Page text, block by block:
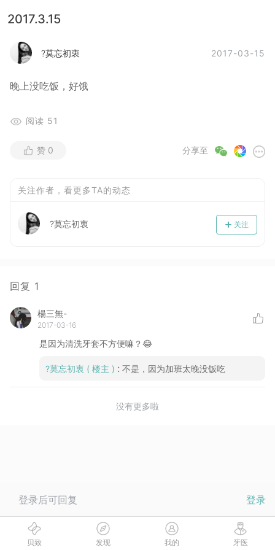
2017.3.15
?莫忘初衷 2017-03-15
晚上没吃饭，好饿
阅读 51
分享至
赞 0
关注作者，看更多TA的动态
关注
?莫忘初衷
回复 1
楊三無-
2017-03-16
是因为清洗牙套不方便嘛？😂
?莫忘初衷 ( 楼主 ) : 不是，因为加班太晚没饭吃
没有更多啦
登录后可回复 登录
贝致 发现 我的 牙医